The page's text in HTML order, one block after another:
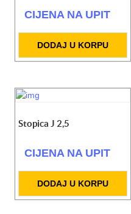
CIJENA NA UPIT
DODAJ U KORPU
Stopica J 2,5
CIJENA NA UPIT
DODAJ U KORPU